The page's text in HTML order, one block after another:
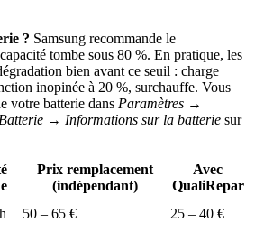
? Samsung recommande le
tombe sous 80 %. En pratique, les
bien avant ce seuil : charge
inopinée à 20 %, surchauffe. Vous
votre batterie dans Paramètres →
→ Informations sur la batterie sur
Prix remplacement
(indépendant)
Avec
QualiRepar
50 – 65 €
25 – 40 €